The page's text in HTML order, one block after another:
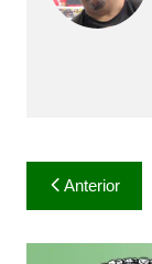
Navegação
de
Post
Anterior